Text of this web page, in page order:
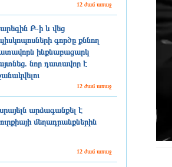
12 ժամ առաջ
Բ-ի և վեց
գործը քննող
ինքնաբացարկ
նոր դատավոր է
12 ժամ առաջ
արձագանքել է
մեղադրանքներին
12 ժամ առաջ